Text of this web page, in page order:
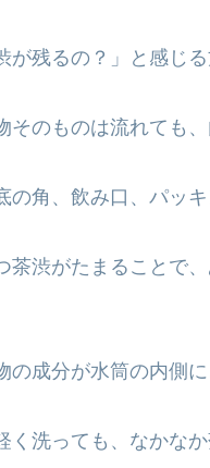
が残るの？」と感じる
のものは流れても
の角、飲み口、パッ
茶渋がたまることで
の成分が水筒の内側
洗っても、なかなか